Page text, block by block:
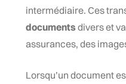
intermédiaire. Ces
documentsdivers et
assurances, des
Lorsqu’un document